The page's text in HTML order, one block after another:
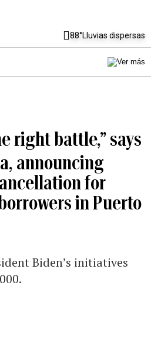
88°Lluvias dispersas
right battle,” says
announcing
for
in Puerto
Biden’s initiatives